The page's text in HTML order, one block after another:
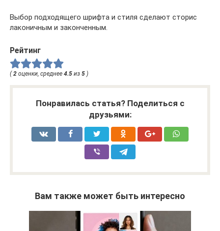
Выбор подходящего шрифта и стиля сделают сторис
лаконичным и законченным.
Рейтинг
( 2 оценки, среднее 4.5 из 5 )
Понравилась статья? Поделиться с
друзьями:
Вам также может быть интересно